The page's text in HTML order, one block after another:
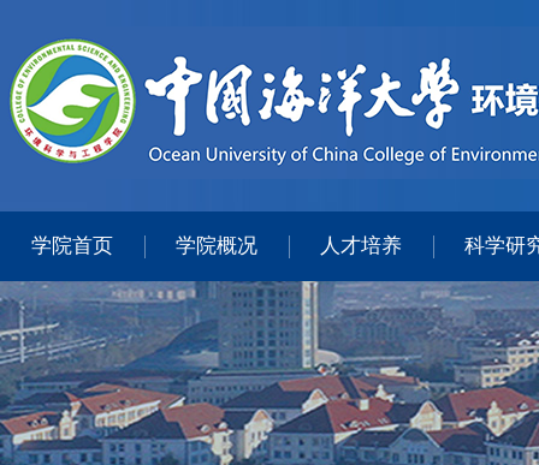
学院首页 学院概况 人才培养 科学研